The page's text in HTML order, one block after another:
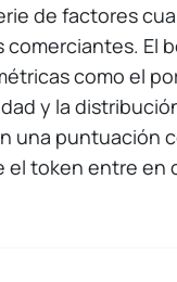
de factores
El
como el
y la
una puntuación
token entre en